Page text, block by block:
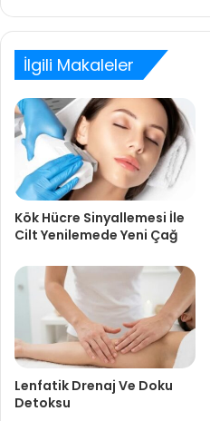
İlgili Makaleler
Kök Hücre Sinyallemesi İle
Cilt Yenilemede Yeni Çağ
Lenfatik Drenaj Ve Doku
Detoksu